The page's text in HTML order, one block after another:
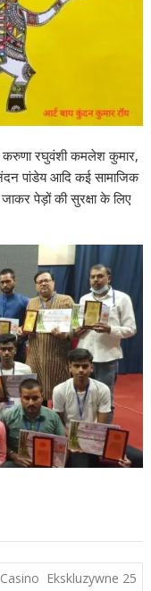
करुणा रघुवंशी कमलेश कुमार,
पांडेय आदि कई सामाजिक
पेड़ों की सुरक्षा के लिए
Ekskluzywne 25